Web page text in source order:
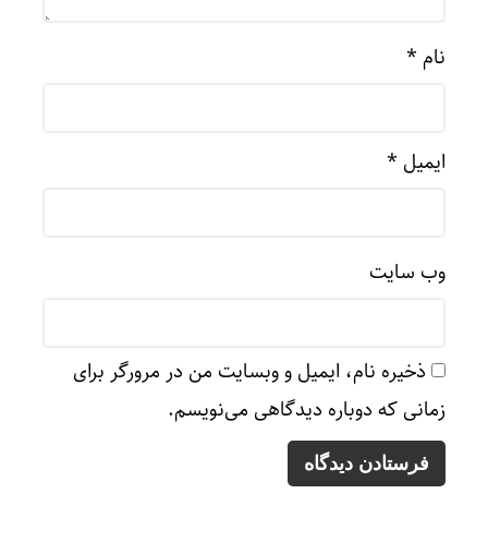
نام *
ایمیل *
وب‌ سایت
ذخیره نام، ایمیل و وبسایت من در مرورگر برای
زمانی که دوباره دیدگاهی می‌نویسم.